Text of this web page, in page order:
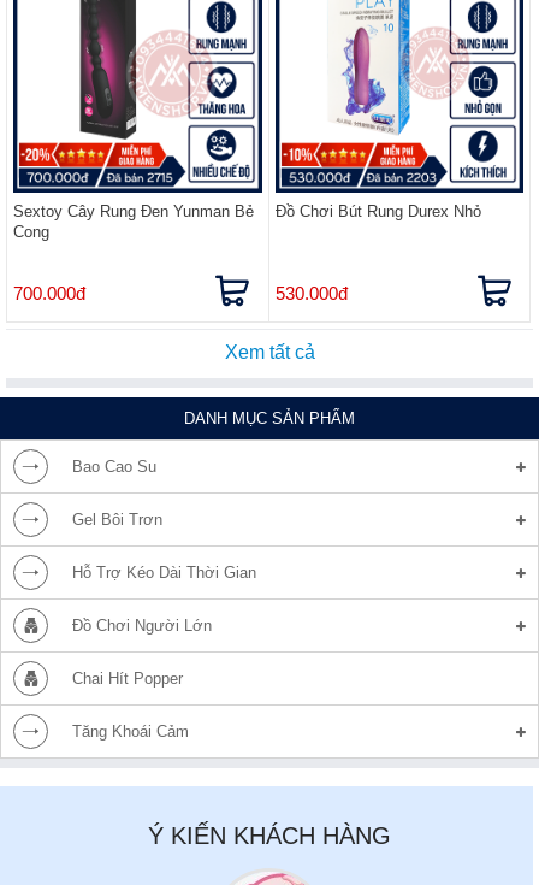
Sextoy Cây Rung Đen Yunman Bẻ
Cong
700.000đ
Đồ Chơi Bút Rung Durex Nhỏ
530.000đ
Xem tất cả
DANH MỤC SẢN PHẨM
Bao Cao Su
Gel Bôi Trơn
Hỗ Trợ Kéo Dài Thời Gian
Đồ Chơi Người Lớn
Chai Hít Popper
Tăng Khoái Cảm
Ý KIẾN KHÁCH HÀNG